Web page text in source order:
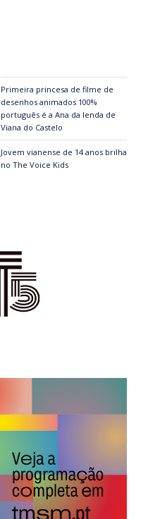
Primeira princesa de filme de
desenhos animados 100%
português é a Ana da lenda de
Viana do Castelo
Jovem vianense de 14 anos brilha
no The Voice Kids